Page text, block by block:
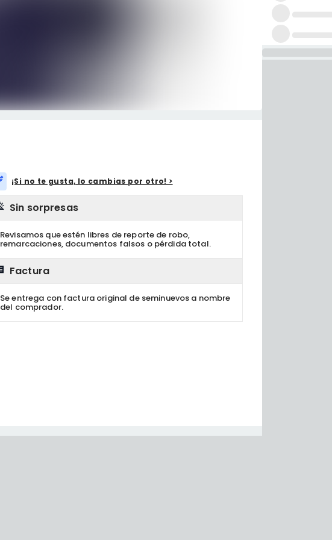
¡Si no te gusta, lo cambias por otro! >
Sin sorpresas
Revisamos que estén libres de reporte de robo,
remarcaciones, documentos falsos o pérdida total.
Factura
Se entrega con factura original de seminuevos a nombre
del comprador.